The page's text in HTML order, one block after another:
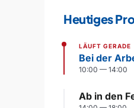
Heutiges
LÄUFT GERADE
Bei der
10:00 — 14:00
Ab in den